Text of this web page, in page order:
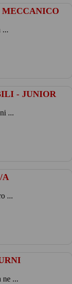
...
- JUNIOR
...
A
...
ne ...